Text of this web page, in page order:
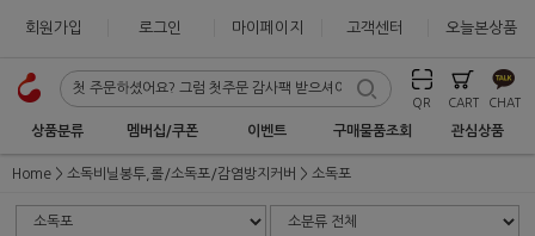
회원가입 로그인 마이페이지 고객센터 오늘본상품
QR CART CHAT
상품분류 멤버십/쿠폰 이벤트 구매물품조회 관심상품
Home 소독비닐봉투,롤/소독포/감염방지커버 소독포